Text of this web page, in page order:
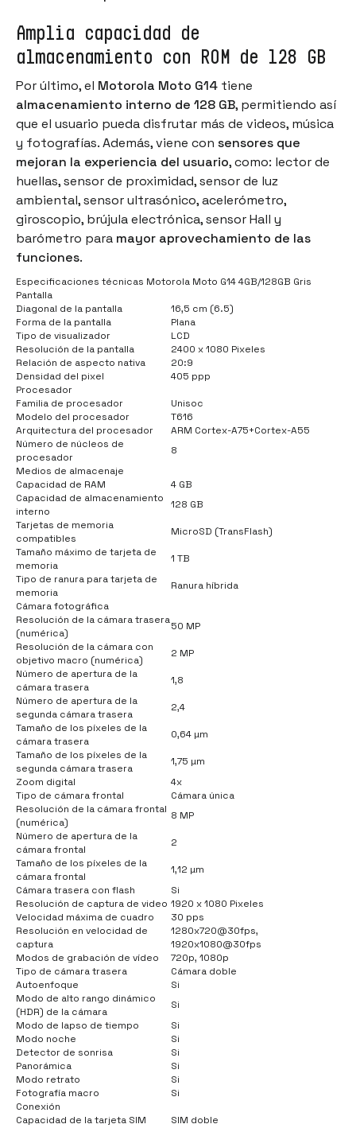
Amplia capacidad de
almacenamiento con ROM de 128 GB
Por último, el Motorola Moto G14 tiene
almacenamiento interno de 128 GB, permitiendo así
que el usuario pueda disfrutar más de videos, música
y fotografías. Además, viene con sensores que
mejoran la experiencia del usuario, como: lector de
huellas, sensor de proximidad, sensor de luz
ambiental, sensor ultrasónico, acelerómetro,
giroscopio, brújula electrónica, sensor Hall y
barómetro para mayor aprovechamiento de las
funciones.
Especificaciones técnicas Motorola Moto G14 4GB/128GB Gris
Pantalla
Diagonal de la pantalla
16,5 cm (6.5)
Forma de la pantalla
Plana
Tipo de visualizador
LCD
Resolución de la pantalla
2400 x 1080 Pixeles
Relación de aspecto nativa
20:9
Densidad del pixel
405 ppp
Procesador
Familia de procesador
Unisoc
Modelo del procesador
T616
Arquitectura del procesador
ARM Cortex-A75+Cortex-A55
Número de núcleos de
procesador
8
Medios de almacenaje
Capacidad de RAM
4 GB
Capacidad de almacenamiento
interno
128 GB
Tarjetas de memoria
compatibles
MicroSD (TransFlash)
Tamaño máximo de tarjeta de
memoria
1 TB
Tipo de ranura para tarjeta de
memoria
Ranura híbrida
Cámara fotográfica
Resolución de la cámara trasera
(numérica)
50 MP
Resolución de la cámara con
objetivo macro (numérica)
2 MP
Número de apertura de la
cámara trasera
1,8
Número de apertura de la
segunda cámara trasera
2,4
Tamaño de los píxeles de la
cámara trasera
0,64 µm
Tamaño de los píxeles de la
segunda cámara trasera
1,75 µm
Zoom digital
4x
Tipo de cámara frontal
Cámara única
Resolución de la cámara frontal
(numérica)
8 MP
Número de apertura de la
cámara frontal
2
Tamaño de los píxeles de la
cámara frontal
1,12 µm
Cámara trasera con flash
Si
Resolución de captura de video 1920 x 1080 Pixeles
Velocidad máxima de cuadro
30 pps
Resolución en velocidad de
captura
1280x720@30fps,
1920x1080@30fps
Modos de grabación de vídeo
720p, 1080p
Tipo de cámara trasera
Cámara doble
Autoenfoque
Si
Modo de alto rango dinámico
(HDR) de la cámara
Si
Modo de lapso de tiempo
Si
Modo noche
Si
Detector de sonrisa
Si
Panorámica
Si
Modo retrato
Si
Fotografía macro
Si
Conexión
Capacidad de la tarjeta SIM
SIM doble